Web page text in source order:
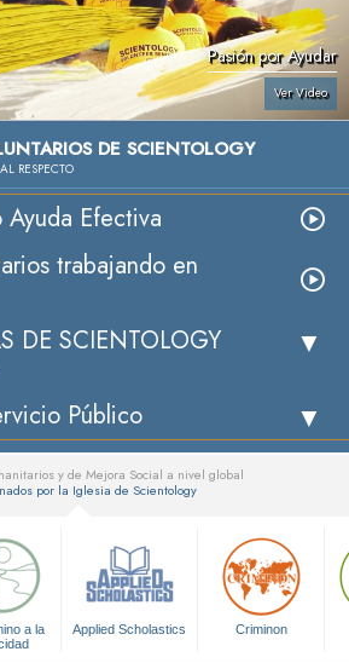
Pasión por Ayudar
Ver Video
DE SCIENTOLOGY
RESPECTO
Efectiva
trabajando en
DE SCIENTOLOGY
Público
y de Mejora Social a nivel global
por la Iglesia de Scientology
a la
Applied Scholastics Criminon